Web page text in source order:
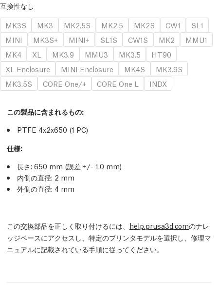
互換性なし
MK3S
MK3 MK2.5S MK2.5 MK2S CW1
SL1
MINI
MK3S+ MINI+ SL1S CW1S MK2
MMU1
MK4
XL MK3.9 MMU3 MK3.5
HT90
XL Enclosure
MINI Enclosure MK4S
MK3.9S
MK3.5S
CORE One/+ CORE One L INDX
この製品に含まれるもの:
PTFE 4x2x650 (1 PC)
仕様:
長さ: 650 mm (誤差 +/- 1.0 mm)
内側の直径: 2 mm
外側の直径: 4 mm
この交換部品を正しく取り付けるには、 help.prusa3d.comのナレ
ッジベースにアクセスし、特定のプリンタモデルを選択し、修理マ
ニュアルに記載されている手順に従ってください。